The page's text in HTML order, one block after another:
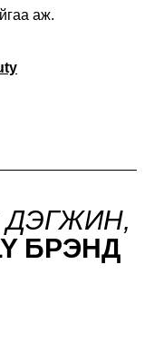
аж.
ДЭГЖИН,
БРЭНД